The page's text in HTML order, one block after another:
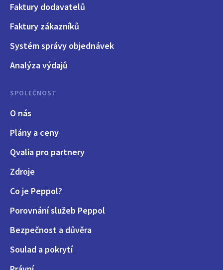
Faktury dodavatelů
Faktury zákazníků
Systém správy objednávek
Analýza výdajů
SPOLEČNOST
O nás
Plány a ceny
Qvalia pro partnery
Zdroje
Co je Peppol?
Porovnání služeb Peppol
Bezpečnost a důvěra
Soulad a pokrytí